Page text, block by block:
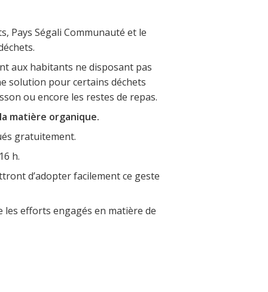
Pays Ségali Communauté et le
aux habitants ne disposant pas
solution pour certains déchets
ou encore les restes de repas.
matière organique.
gratuitement.
h.
d’adopter facilement ce geste
efforts engagés en matière de